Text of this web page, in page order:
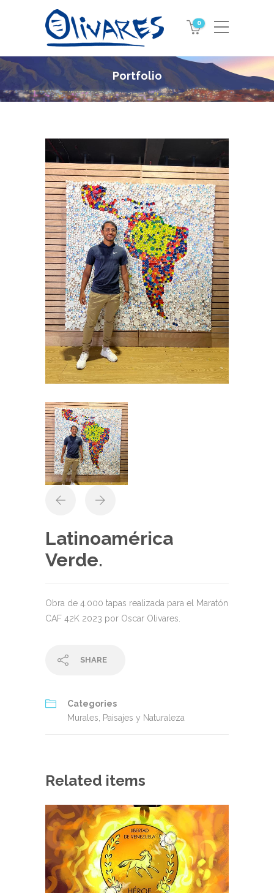
0
Portfolio
Latinoamérica
Verde.
Obra de 4.000 tapas realizada para el Maratón
CAF 42K 2023 por Oscar Olivares.
SHARE
Categories
Murales
Paisajes y Naturaleza
Related items